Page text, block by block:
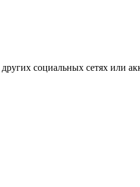
социальных сетях или